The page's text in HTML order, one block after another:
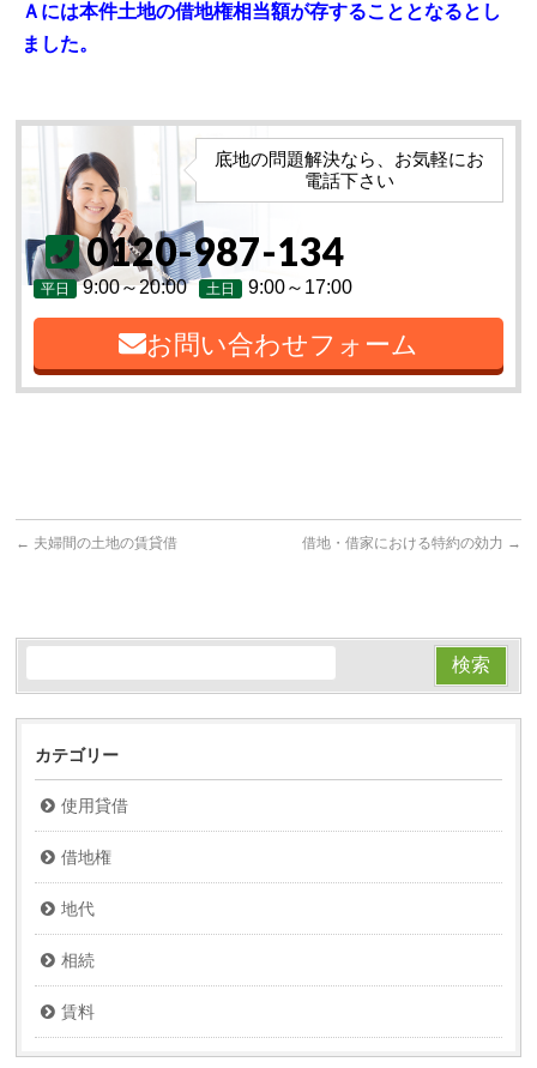
Ａには本件土地の借地権相当額が存することとなるとし
ました。
底地の問題解決なら、お気軽にお
電話下さい
0120-987-134
平日 9:00～20:00 土日 9:00～17:00
お問い合わせフォーム
← 夫婦間の土地の賃貸借 借地・借家における特約の効力 →
カテゴリー
使用貸借
借地権
地代
相続
賃料